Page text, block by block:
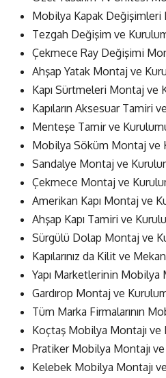
Mobilya Kapak
Tezgah Değişim ve
Çekmece Ray Değişimi
Ahşap Yatak Montaj ve
Kapı Sürtmeleri Montaj ve
Kapıların Aksesuar Tamiri
Menteşe Tamir ve
Mobilya Söküm Montaj ve
Sandalye Montaj ve
Çekmece Montaj ve
Amerikan Kapı Montaj ve
Ahşap Kapı Tamiri ve
Sürgülü Dolap Montaj ve
Kapılarınız da Kilit ve
Yapı Marketlerinin
Gardırop Montaj ve
Tüm Marka Firmalarının
Koçtaş Mobilya Montajı ve
Pratiker Mobilya Montajı
Kelebek Mobilya Montajı